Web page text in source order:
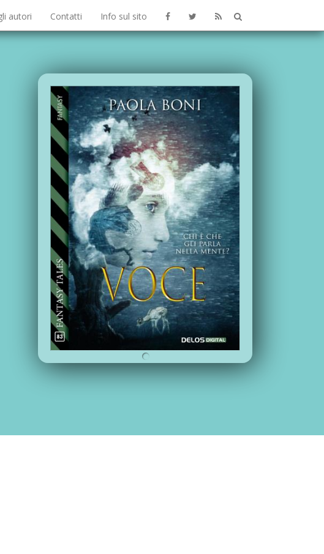
autori Contatti Info sul sito